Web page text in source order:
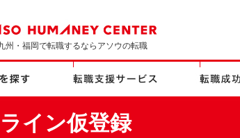
州・福岡で転職するならアソウの転職
イン仮登録